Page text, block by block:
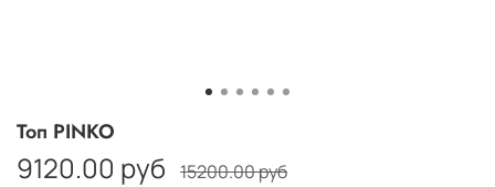
Топ PINKO
9120.00 руб 15200.00 руб